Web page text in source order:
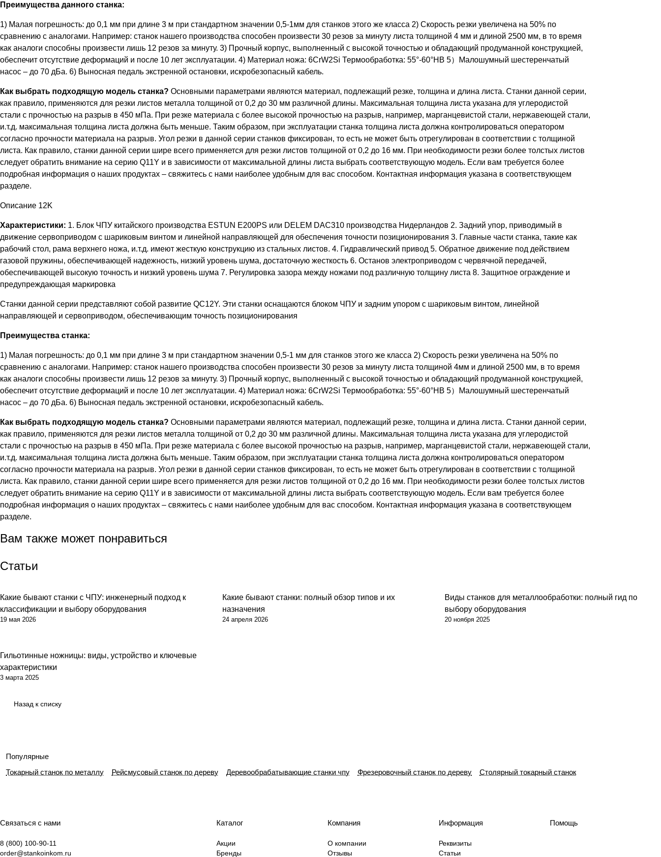
Преимущества данного станка:
1) Малая погрешность: до 0,1 мм при длине 3 м при стандартном значении 0,5-1мм для станков этого же класса 2) Скорость резки увеличена на 50% по
сравнению с аналогами. Например: станок нашего производства способен произвести 30 резов за минуту листа толщиной 4 мм и длиной 2500 мм, в то время
как аналоги способны произвести лишь 12 резов за минуту. 3) Прочный корпус, выполненный с высокой точностью и обладающий продуманной конструкцией,
обеспечит отсутствие деформаций и после 10 лет эксплуатации. 4) Материал ножа: 6CrW2Si Термообработка: 55°-60°HB 5）Малошумный шестеренчатый
насос – до 70 дБа. 6) Выносная педаль экстренной остановки, искробезопасный кабель.
Как выбрать подходящую модель станка? Основными параметрами являются материал, подлежащий резке, толщина и длина листа. Станки данной серии,
как правило, применяются для резки листов металла толщиной от 0,2 до 30 мм различной длины. Максимальная толщина листа указана для углеродистой
стали с прочностью на разрыв в 450 мПа. При резке материала с более высокой прочностью на разрыв, например, марганцевистой стали, нержавеющей стали,
и.т.д. максимальная толщина листа должна быть меньше. Таким образом, при эксплуатации станка толщина листа должна контролироваться оператором
согласно прочности материала на разрыв. Угол резки в данной серии станков фиксирован, то есть не может быть отрегулирован в соответствии с толщиной
листа. Как правило, станки данной серии шире всего применяется для резки листов толщиной от 0,2 до 16 мм. При необходимости резки более толстых листов
следует обратить внимание на серию Q11Y и в зависимости от максимальной длины листа выбрать соответствующую модель. Если вам требуется более
подробная информация о наших продуктах – свяжитесь с нами наиболее удобным для вас способом. Контактная информация указана в соответствующем
разделе.
Описание 12K
Характеристики: 1. Блок ЧПУ китайского производства ESTUN E200PS или DELEM DAC310 производства Нидерландов 2. Задний упор, приводимый в
движение сервоприводом с шариковым винтом и линейной направляющей для обеспечения точности позиционирования 3. Главные части станка, такие как
рабочий стол, рама верхнего ножа, и.т.д. имеют жесткую конструкцию из стальных листов. 4. Гидравлический привод 5. Обратное движение под действием
газовой пружины, обеспечивающей надежность, низкий уровень шума, достаточную жесткость 6. Останов электроприводом с червячной передачей,
обеспечивающей высокую точность и низкий уровень шума 7. Регулировка зазора между ножами под различную толщину листа 8. Защитное ограждение и
предупреждающая маркировка
Станки данной серии представляют собой развитие QC12Y. Эти станки оснащаются блоком ЧПУ и задним упором с шариковым винтом, линейной
направляющей и сервоприводом, обеспечивающим точность позиционирования
Преимущества станка:
1) Малая погрешность: до 0,1 мм при длине 3 м при стандартном значении 0,5-1 мм для станков этого же класса 2) Скорость резки увеличена на 50% по
сравнению с аналогами. Например: станок нашего производства способен произвести 30 резов за минуту листа толщиной 4мм и длиной 2500 мм, в то время
как аналоги способны произвести лишь 12 резов за минуту. 3) Прочный корпус, выполненный с высокой точностью и обладающий продуманной конструкцией,
обеспечит отсутствие деформаций и после 10 лет эксплуатации. 4) Материал ножа: 6CrW2Si Термообработка: 55°-60°HB 5）Малошумный шестеренчатый
насос – до 70 дБа. 6) Выносная педаль экстренной остановки, искробезопасный кабель.
Как выбрать подходящую модель станка? Основными параметрами являются материал, подлежащий резке, толщина и длина листа. Станки данной серии,
как правило, применяются для резки листов металла толщиной от 0,2 до 30 мм различной длины. Максимальная толщина листа указана для углеродистой
стали с прочностью на разрыв в 450 мПа. При резке материала с более высокой прочностью на разрыв, например, марганцевистой стали, нержавеющей стали,
и.т.д. максимальная толщина листа должна быть меньше. Таким образом, при эксплуатации станка толщина листа должна контролироваться оператором
согласно прочности материала на разрыв. Угол резки в данной серии станков фиксирован, то есть не может быть отрегулирован в соответствии с толщиной
листа. Как правило, станки данной серии шире всего применяется для резки листов толщиной от 0,2 до 16 мм. При необходимости резки более толстых листов
следует обратить внимание на серию Q11Y и в зависимости от максимальной длины листа выбрать соответствующую модель. Если вам требуется более
подробная информация о наших продуктах – свяжитесь с нами наиболее удобным для вас способом. Контактная информация указана в соответствующем
разделе.
Вам также может понравиться
Статьи
Какие бывают станки с ЧПУ: инженерный подход к
классификации и выбору оборудования
19 мая 2026
Какие бывают станки: полный обзор типов и их
назначения
24 апреля 2026
Виды станков для металлообработки: полный гид по
выбору оборудования
20 ноября 2025
Гильотинные ножницы: виды, устройство и ключевые
характеристики
3 марта 2025
Назад к списку
Популярные
Токарный станок по металлу
Рейсмусовый станок по дереву Деревообрабатывающие станки чпу Фрезеровочный станок по дереву Столярный токарный станок
Связаться с нами
8 (800) 100-90-11
order@stankoinkom.ru
Каталог
Акции
Бренды
Компания
О компании
Отзывы
Информация
Реквизиты
Статьи
Помощь